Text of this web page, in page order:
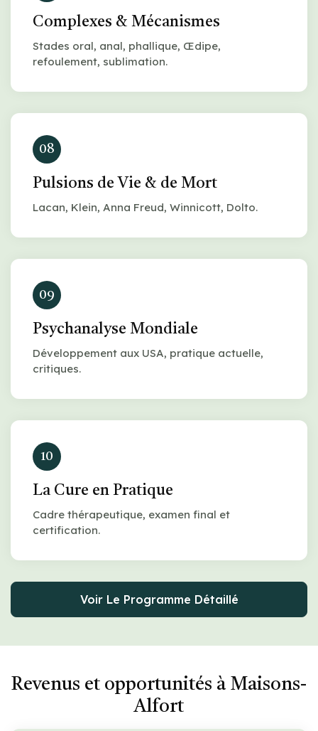
Complexes & Mécanismes
Stades oral, anal, phallique, Œdipe,
refoulement, sublimation.
08
Pulsions de Vie & de Mort
Lacan, Klein, Anna Freud, Winnicott, Dolto.
09
Psychanalyse Mondiale
Développement aux USA, pratique actuelle,
critiques.
10
La Cure en Pratique
Cadre thérapeutique, examen final et
certification.
Voir Le Programme Détaillé
Revenus et opportunités à Maisons-
Alfort